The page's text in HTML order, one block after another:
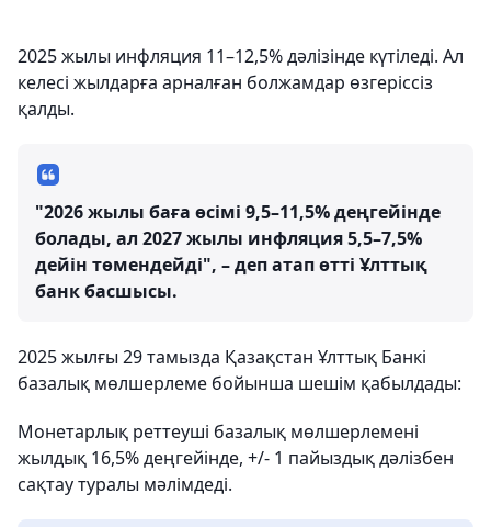
2025 жылы инфляция 11–12,5% дәлізінде күтіледі. Ал
келесі жылдарға арналған болжамдар өзгеріссіз
қалды.
"2026 жылы баға өсімі 9,5–11,5% деңгейінде
болады, ал 2027 жылы инфляция 5,5–7,5%
дейін төмендейді", – деп атап өтті Ұлттық
банк басшысы.
2025 жылғы 29 тамызда Қазақстан Ұлттық Банкі
базалық мөлшерлеме бойынша шешім қабылдады:
Монетарлық реттеуші базалық мөлшерлемені
жылдық 16,5% деңгейінде, +/- 1 пайыздық дәлізбен
сақтау туралы мәлімдеді.